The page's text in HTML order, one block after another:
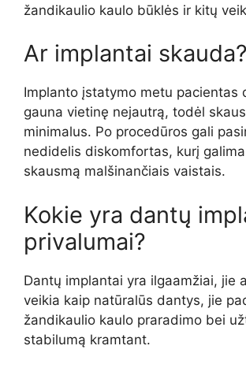
žandikaulio kaulo būklės ir kitų
Ar implantai skauda?
Implanto įstatymo metu pacientas
gauna vietinę nejautrą, todėl
minimalus. Po procedūros gali
nedidelis diskomfortas, kurį
skausmą malšinančiais vaistais.
Kokie yra dantų
privalumai?
Dantų implantai yra ilgaamžiai, jie
veikia kaip natūralūs dantys, jie
žandikaulio kaulo praradimo bei
stabilumą kramtant.